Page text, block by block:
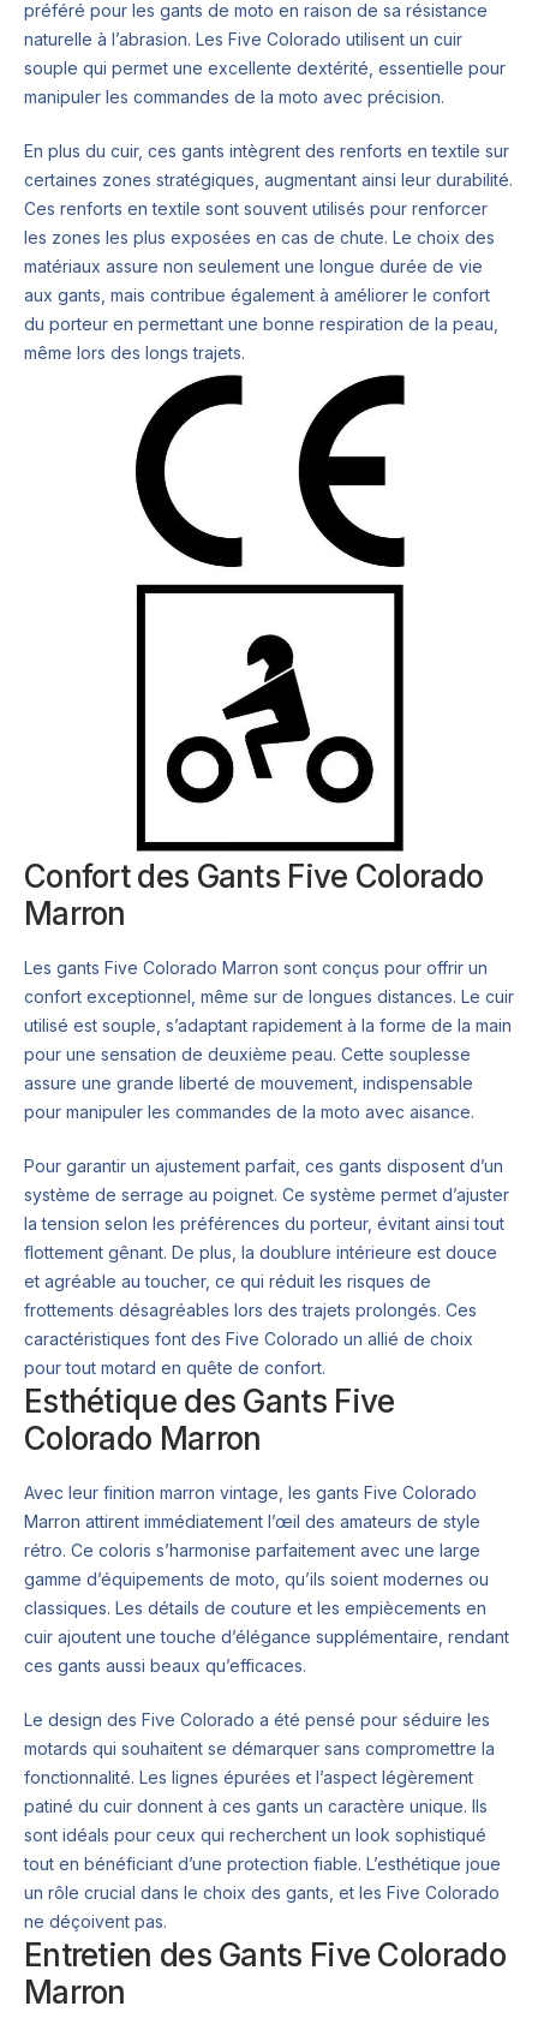
préféré pour les gants de moto en raison de sa résistance
naturelle à l’abrasion. Les Five Colorado utilisent un cuir
souple qui permet une excellente dextérité, essentielle pour
manipuler les commandes de la moto avec précision.
En plus du cuir, ces gants intègrent des renforts en textile sur
certaines zones stratégiques, augmentant ainsi leur durabilité.
Ces renforts en textile sont souvent utilisés pour renforcer
les zones les plus exposées en cas de chute. Le choix des
matériaux assure non seulement une longue durée de vie
aux gants, mais contribue également à améliorer le confort
du porteur en permettant une bonne respiration de la peau,
même lors des longs trajets.
Confort des Gants Five Colorado
Marron
Les gants Five Colorado Marron sont conçus pour offrir un
confort exceptionnel, même sur de longues distances. Le cuir
utilisé est souple, s’adaptant rapidement à la forme de la main
pour une sensation de deuxième peau. Cette souplesse
assure une grande liberté de mouvement, indispensable
pour manipuler les commandes de la moto avec aisance.
Pour garantir un ajustement parfait, ces gants disposent d’un
système de serrage au poignet. Ce système permet d’ajuster
la tension selon les préférences du porteur, évitant ainsi tout
flottement gênant. De plus, la doublure intérieure est douce
et agréable au toucher, ce qui réduit les risques de
frottements désagréables lors des trajets prolongés. Ces
caractéristiques font des Five Colorado un allié de choix
pour tout motard en quête de confort.
Esthétique des Gants Five
Colorado Marron
Avec leur finition marron vintage, les gants Five Colorado
Marron attirent immédiatement l’œil des amateurs de style
rétro. Ce coloris s’harmonise parfaitement avec une large
gamme d’équipements de moto, qu’ils soient modernes ou
classiques. Les détails de couture et les empiècements en
cuir ajoutent une touche d’élégance supplémentaire, rendant
ces gants aussi beaux qu’efficaces.
Le design des Five Colorado a été pensé pour séduire les
motards qui souhaitent se démarquer sans compromettre la
fonctionnalité. Les lignes épurées et l’aspect légèrement
patiné du cuir donnent à ces gants un caractère unique. Ils
sont idéals pour ceux qui recherchent un look sophistiqué
tout en bénéficiant d’une protection fiable. L’esthétique joue
un rôle crucial dans le choix des gants, et les Five Colorado
ne déçoivent pas.
Entretien des Gants Five Colorado
Marron